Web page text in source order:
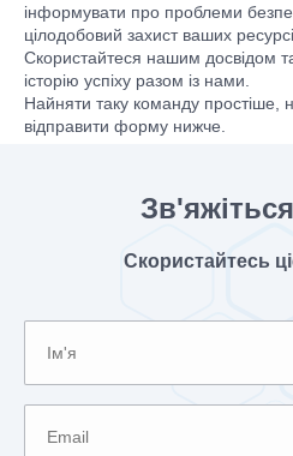
інформувати про проблеми
цілодобовий захист ваших
Скористайтеся нашим досвідом
історію успіху разом із нами.
Найняти таку команду простіше,
відправити форму нижче.
Скористайтесь